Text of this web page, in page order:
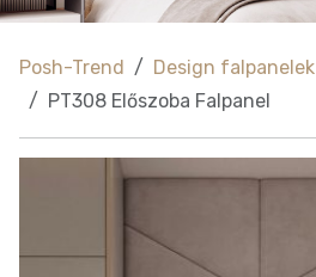
Posh-Trend
Design falpanelek
PT308 Előszoba Falpanel